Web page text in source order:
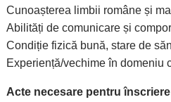
Cunoașterea limbii române și
Abilități de comunicare și
Condiție fizică bună, stare de
Experiență/vechime în domeniu
Acte necesare pentru